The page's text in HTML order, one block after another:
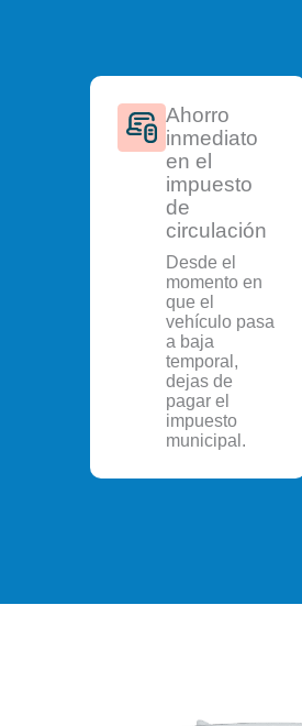
Ahorro
inmediato
en el
impuesto
de
circulación
Desde el
momento en
que el
vehículo pasa
a baja
temporal,
dejas de
pagar el
impuesto
municipal.